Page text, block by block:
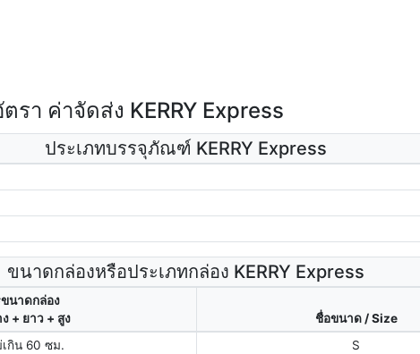
รา ค่าจัดส่ง KERRY Express
ประเภทบรรจุภัณฑ์ KERRY Express
ขนาดกล่องหรือประเภทกล่อง KERRY Express
นาดกล่อง
+ ยาว + สูง
ชื่อขนาด / Size
กิน 60 ซม.
S